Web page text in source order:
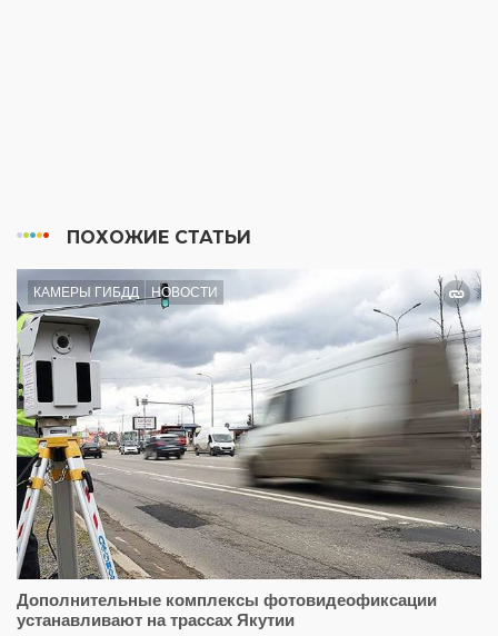
ПОХОЖИЕ СТАТЬИ
КАМЕРЫ ГИБДД НОВОСТИ
Дополнительные комплексы фотовидеофиксации
устанавливают на трассах Якутии